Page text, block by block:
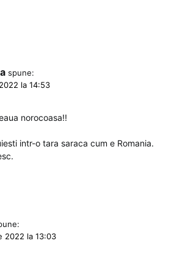
spune:
la 14:53
norocoasa!!
intr-o tara saraca cum e Romania.
2022 la 13:03